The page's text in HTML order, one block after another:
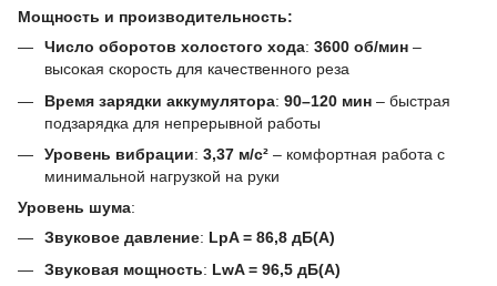
Мощность и производительность:
Число оборотов холостого хода: 3600 об/мин –
высокая скорость для качественного реза
Время зарядки аккумулятора: 90–120 мин – быстрая
подзарядка для непрерывной работы
Уровень вибрации: 3,37 м/с² – комфортная работа с
минимальной нагрузкой на руки
Уровень шума:
Звуковое давление: LpA = 86,8 дБ(A)
Звуковая мощность: LwA = 96,5 дБ(A)